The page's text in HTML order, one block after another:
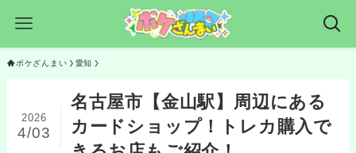
ポケざんまい 愛知
名古屋市【金山駅】周辺にある
カードショップ！トレカ購入で
2026
4/03